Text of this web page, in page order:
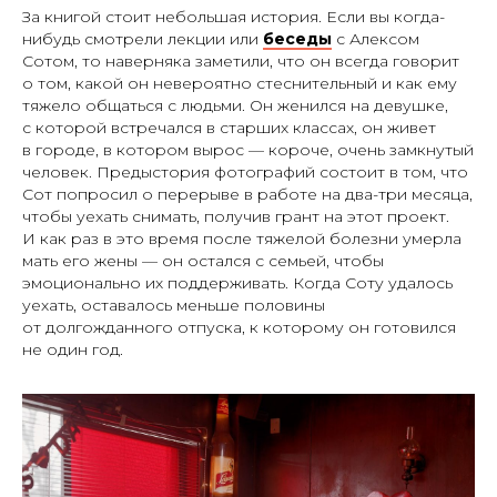
За книгой стоит небольшая история. Если вы когда-
нибудь смотрели лекции или беседы с Алексом
Сотом, то наверняка заметили, что он всегда говорит
о том, какой он невероятно стеснительный и как ему
тяжело общаться с людьми. Он женился на девушке,
с которой встречался в старших классах, он живет
в городе, в котором вырос — короче, очень замкнутый
человек. Предыстория фотографий состоит в том, что
Сот попросил о перерыве в работе на два-три месяца,
чтобы уехать снимать, получив грант на этот проект.
И как раз в это время после тяжелой болезни умерла
мать его жены — он остался с семьей, чтобы
эмоционально их поддерживать. Когда Соту удалось
уехать, оставалось меньше половины
от долгожданного отпуска, к которому он готовился
не один год.